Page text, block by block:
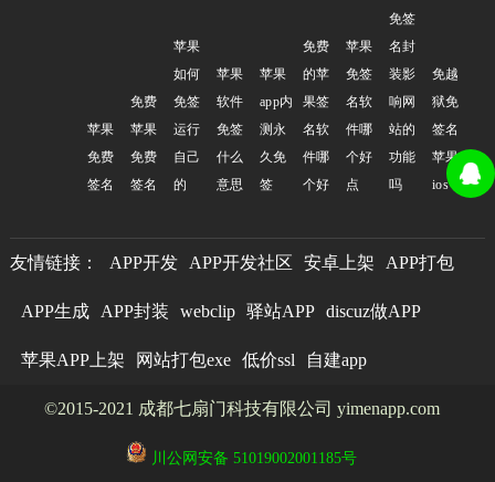
苹果
免费
签名
免费
苹果
免费
签名
苹果
如何
免签
运行
自己
的
苹果
软件
免签
什么
意思
苹果
app内
测永
久免
签
免费
的苹
果签
名软
件哪
个好
苹果
免签
名软
件哪
个好
点
免签
名封
装影
响网
站的
功能
吗
免越
狱免
签名
苹果
ios
友情链接： APP开发 APP开发社区 安卓上架 APP打包
APP生成 APP封装 webclip 驿站APP discuz做APP
苹果APP上架 网站打包exe 低价ssl 自建app
©2015-2021 成都七扇门科技有限公司 yimenapp.com
川公网安备 51019002001185号